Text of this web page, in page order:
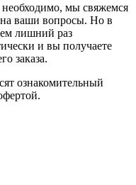
необходимо, мы свяжемся
ваши вопросы. Но в
лишний раз
и вы получаете
заказа.
ознакомительный